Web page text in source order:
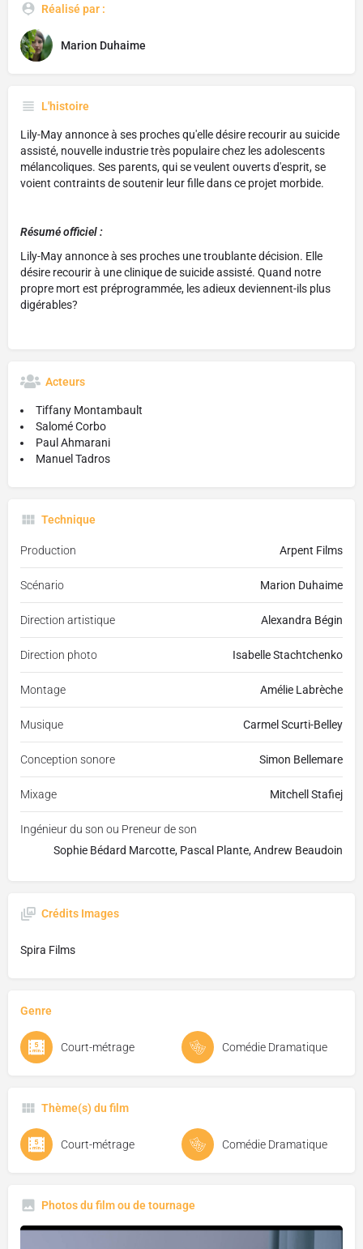
Réalisé par :
Marion Duhaime
L'histoire
Lily-May annonce à ses proches qu'elle désire recourir au suicide
assisté, nouvelle industrie très populaire chez les adolescents
mélancoliques. Ses parents, qui se veulent ouverts d'esprit, se
voient contraints de soutenir leur fille dans ce projet morbide.
Résumé officiel :
Lily-May annonce à ses proches une troublante décision. Elle
désire recourir à une clinique de suicide assisté. Quand notre
propre mort est préprogrammée, les adieux deviennent-ils plus
digérables?
Acteurs
Tiffany Montambault
Salomé Corbo
Paul Ahmarani
Manuel Tadros
Technique
Production Arpent Films
Scénario Marion Duhaime
Direction artistique Alexandra Bégin
Direction photo Isabelle Stachtchenko
Montage Amélie Labrèche
Musique Carmel Scurti-Belley
Conception sonore Simon Bellemare
Mixage Mitchell Stafiej
Ingénieur du son ou Preneur de son
Sophie Bédard Marcotte, Pascal Plante, Andrew Beaudoin
Crédits Images
Spira Films
Genre
Court-métrage Comédie Dramatique
Thème(s) du film
Court-métrage Comédie Dramatique
Photos du film ou de tournage